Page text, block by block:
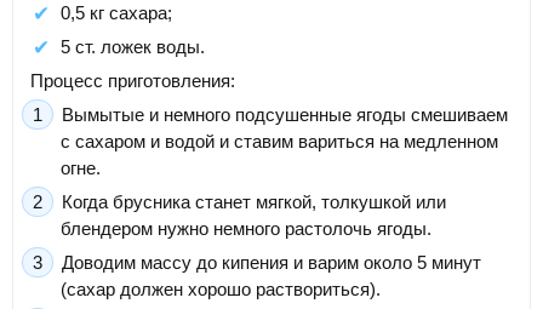
0,5 кг сахара;
5 ст. ложек воды.
Процесс приготовления:
Вымытые и немного подсушенные ягоды смешиваем
с сахаром и водой и ставим вариться на медленном
огне.
Когда брусника станет мягкой, толкушкой или
блендером нужно немного растолочь ягоды.
Доводим массу до кипения и варим около 5 минут
(сахар должен хорошо раствориться).